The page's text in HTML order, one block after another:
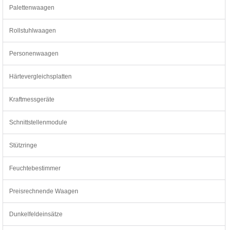
Palettenwaagen
Rollstuhlwaagen
Personenwaagen
Härtevergleichsplatten
Kraftmessgeräte
Schnittstellenmodule
Stützringe
Feuchtebestimmer
Preisrechnende Waagen
Dunkelfeldeinsätze